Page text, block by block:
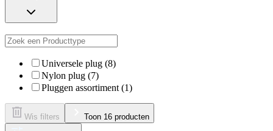
Universele plug (8)
Nylon plug (7)
Pluggen assortiment (1)
Wis filters Toon 16 producten